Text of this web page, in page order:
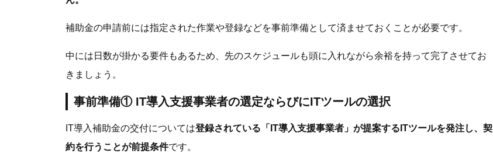
補助金の申請前には指定された作業や登録などを事前準備として済ませておくことが必要です。
中には日数が掛かる要件もあるため、先のスケジュールも頭に入れながら余裕を持って完了させてお
きましょう。
事前準備① IT導入支援事業者の選定ならびにITツールの選択
IT導入補助金の交付については登録されている「IT導入支援事業者」が提案するITツールを発注し、契
約を行うことが前提条件です。